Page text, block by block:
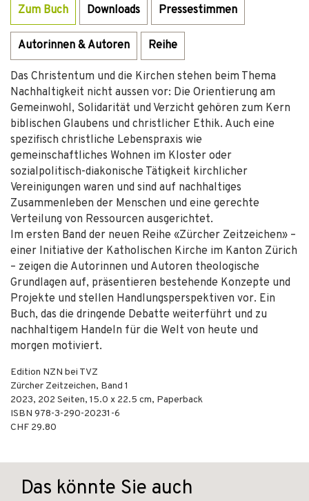
Zum Buch Downloads Pressestimmen
Autorinnen & Autoren Reihe
Das Christentum und die Kirchen stehen beim Thema
Nachhaltigkeit nicht aussen vor: Die Orientierung am
Gemeinwohl, Solidarität und Verzicht gehören zum Kern
biblischen Glaubens und christlicher Ethik. Auch eine
spezifisch christliche Lebenspraxis wie
gemeinschaftliches Wohnen im Kloster oder
sozialpolitisch-diakonische Tätigkeit kirchlicher
Vereinigungen waren und sind auf nachhaltiges
Zusammenleben der Menschen und eine gerechte
Verteilung von Ressourcen ausgerichtet.
Im ersten Band der neuen Reihe «Zürcher Zeitzeichen» –
einer Initiative der Katholischen Kirche im Kanton Zürich
– zeigen die Autorinnen und Autoren theologische
Grundlagen auf, präsentieren bestehende Konzepte und
Projekte und stellen Handlungsperspektiven vor. Ein
Buch, das die dringende Debatte weiterführt und zu
nachhaltigem Handeln für die Welt von heute und
morgen motiviert.
Edition NZN bei TVZ
Zürcher Zeitzeichen, Band 1
2023, 202 Seiten, 15.0 x 22.5 cm, Paperback
ISBN 978-3-290-20231-6
CHF 29.80
Das könnte Sie auch